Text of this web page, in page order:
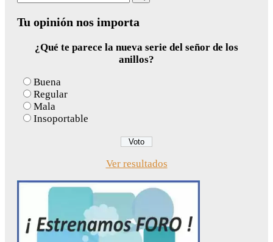
Tu opinión nos importa
¿Qué te parece la nueva serie del señor de los
anillos?
Buena
Regular
Mala
Insoportable
Ver resultados